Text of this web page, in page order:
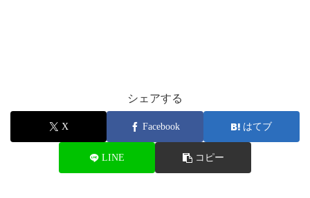
シェアする
X Facebook はてブ
LINE コピー